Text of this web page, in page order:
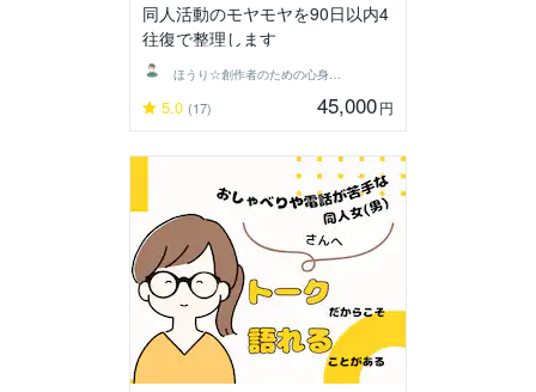
同人活動のモヤモヤを90日以内4
往復で整理します
ほうり☆創作者のための心身最適化コーチ
5.0 (17) 45,000円